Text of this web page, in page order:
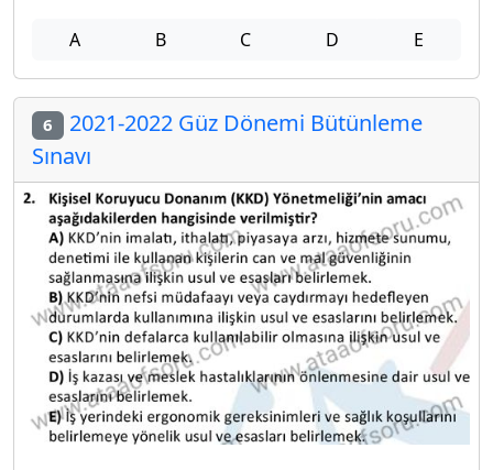
A B C D E
6 2021-2022 Güz Dönemi Bütünleme
Sınavı